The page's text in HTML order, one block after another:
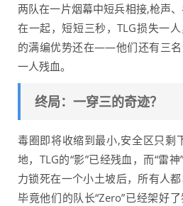
两队在一片烟幕中短兵相接,枪声
在一起，短短三秒，TLG损失一
的满编优势还在——他们还有三名
一人残血。
终局：一穿三的奇迹？
毒圈即将收缩到最小,安全区只剩
地，TLG的“影”已经残血，而“雷
力锁死在一个小土坡后，所有人
毕竟他们的队长“Zero”已经架好